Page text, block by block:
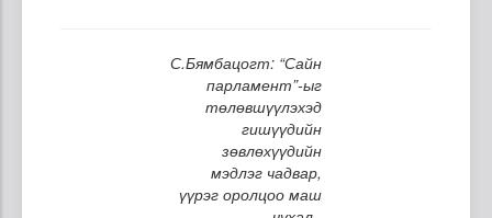
С.Бямбацогт: “Сайн
парламент”-ыг
төлөвшүүлэхэд
гишүүдийн
зөвлөхүүдийн
мэдлэг чадвар,
үүрэг оролцоо маш